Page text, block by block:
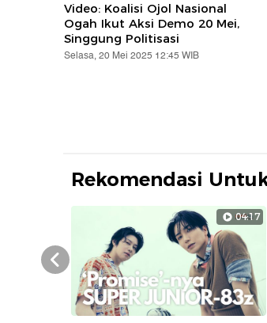
Video: Koalisi Ojol Nasional
Ogah Ikut Aksi Demo 20 Mei,
Singgung Politisasi
Selasa, 20 Mei 2025 12:45 WIB
Rekomendasi
04:17
Prev